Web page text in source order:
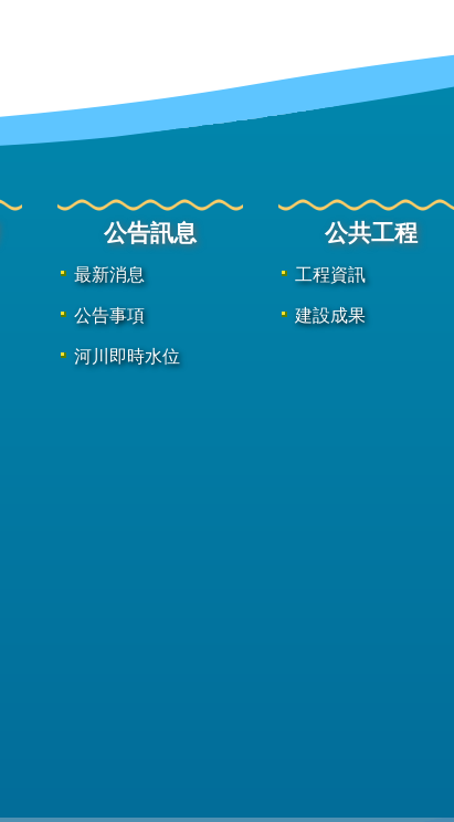
公告訊息
最新消息
公告事項
河川即時水位
公共工程
工程資訊
建設成果